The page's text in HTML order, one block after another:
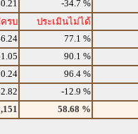
-34.7 %
รบ ประเมินไม่ได้
77.1 %
90.1 %
96.4 %
-12.9 %
58.68 %